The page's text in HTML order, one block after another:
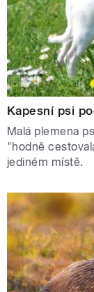
Kapesní psi
Malá plemena
"hodně
jediném místě.